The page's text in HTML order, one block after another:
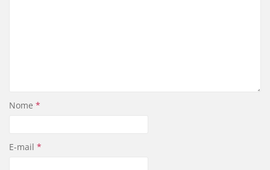
Nome *
E-mail *